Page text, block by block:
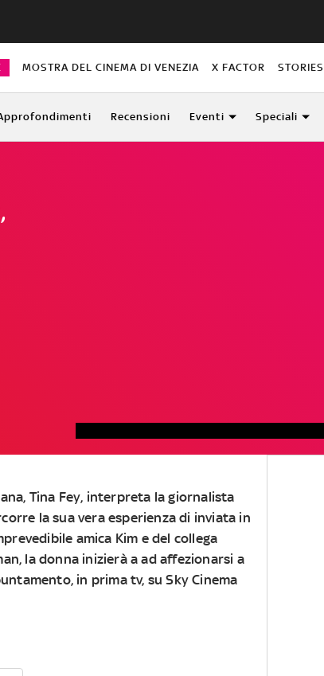
MOSTRA DEL CINEMA DI VENEZIA X FACTOR STORIES
Recensioni Eventi Speciali
Tina Fey, interpreta la giornalista
la sua vera esperienza di inviata in
amica Kim e del collega
la donna inizierà a ad affezionarsi a
in prima tv, su Sky Cinema